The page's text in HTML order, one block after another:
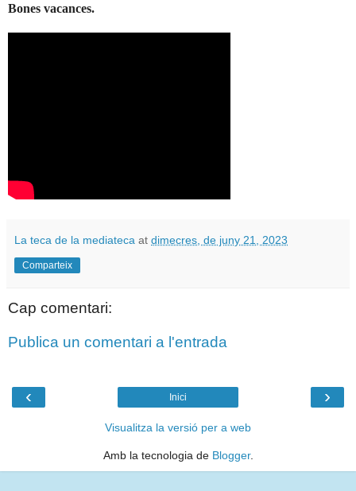
Bones vacances.
La teca de la mediateca at dimecres, de juny 21, 2023
Comparteix
Cap comentari:
Publica un comentari a l'entrada
‹ ›
Inici
Visualitza la versió per a web
Amb la tecnologia de Blogger.